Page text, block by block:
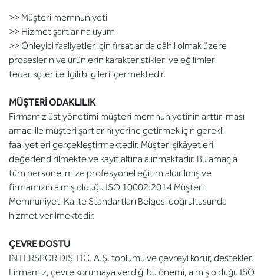
>> Müşteri memnuniyeti
>> Hizmet şartlarına uyum
>> Önleyici faaliyetler için fırsatlar da dâhil olmak üzere
proseslerin ve ürünlerin karakteristikleri ve eğilimleri
tedarikçiler ile ilgili bilgileri içermektedir.
MÜŞTERİ ODAKLILIK
Firmamız üst yönetimi müşteri memnuniyetinin arttırılması
amacı ile müşteri şartlarını yerine getirmek için gerekli
faaliyetleri gerçekleştirmektedir. Müşteri şikâyetleri
değerlendirilmekte ve kayıt altına alınmaktadır. Bu amaçla
tüm personelimize profesyonel eğitim aldırılmış ve
firmamızın almış olduğu ISO 10002:2014 Müşteri
Memnuniyeti Kalite Standartları Belgesi doğrultusunda
hizmet verilmektedir.
ÇEVRE DOSTU
INTERSPOR DIŞ TİC. A.Ş. toplumu ve çevreyi korur, destekler.
Firmamız, çevre korumaya verdiği bu önemi, almış olduğu ISO